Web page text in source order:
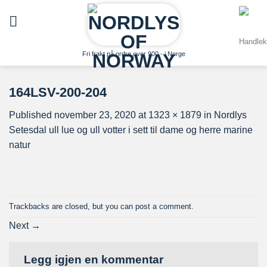
Fri frakt på ordre over 900,- i Norge
164LSV-200-204
Published november 23, 2020 at 1323 × 1879 in Nordlys
Setesdal ull lue og ull votter i sett til dame og herre marine
natur
Trackbacks are closed, but you can post a comment
Next →
Legg igjen en kommentar